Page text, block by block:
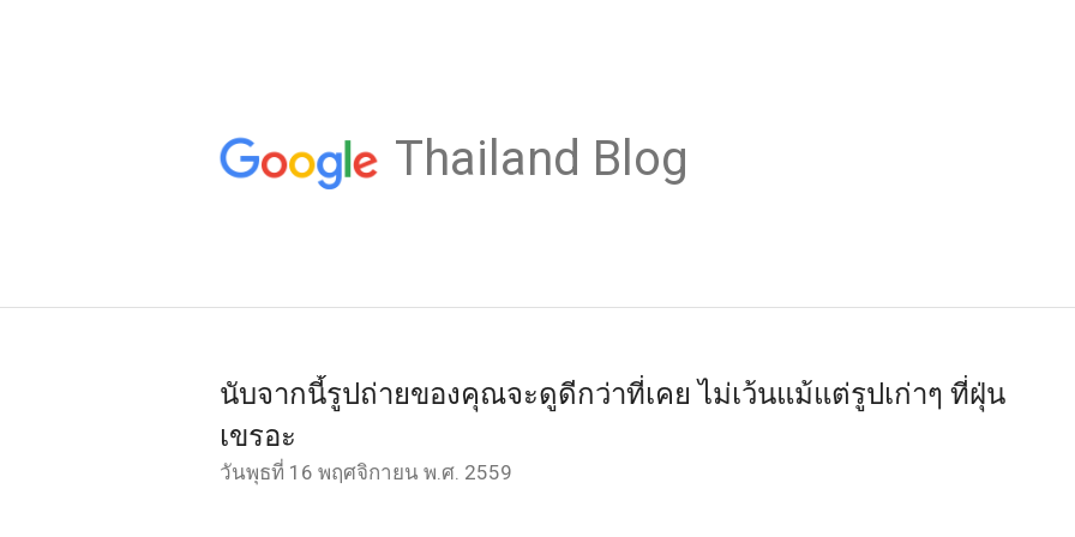
Thailand Blog
นับจากนี้รูปถ่ายของคุณจะดูดีกว่าที่เคย ไม่เว้นแม้แต่รูปเก่าๆ ที่ฝุ่น
เขรอะ
วันพุธที่ 16 พฤศจิกายน พ.ศ. 2559